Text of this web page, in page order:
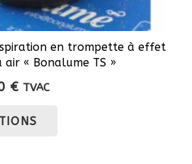
en trompette à effet
« Bonalume TS »
€Plage
prix :
TVAC